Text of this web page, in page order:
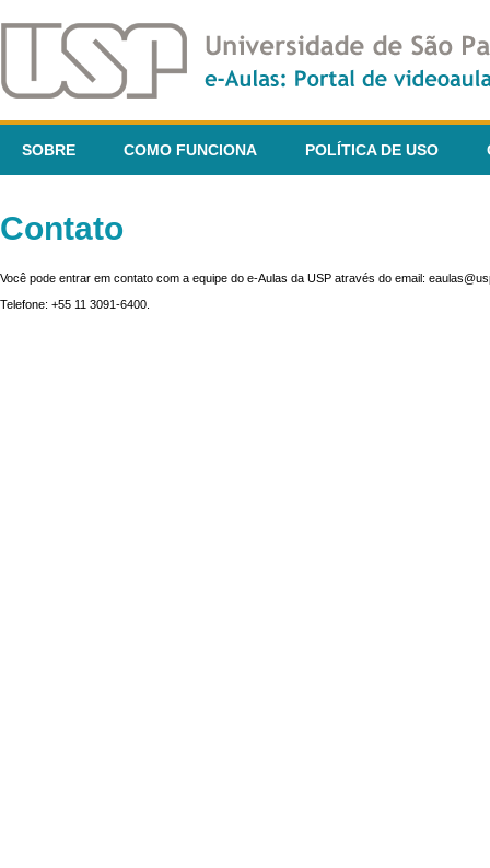
SOBRE COMO FUNCIONA POLÍTICA DE USO
Contato
Você pode entrar em contato com a equipe do e-Aulas da USP através do email:
Telefone: +55 11 3091-6400.